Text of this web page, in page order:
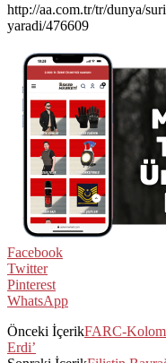
http://aa.com.tr/tr/dunya/
yaradi/476609
Facebook
Twitter
Pinterest
WhatsApp
Önceki İçerikFARC-
Erdi’